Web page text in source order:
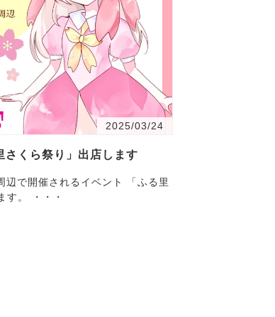
2025/03/24
くら祭り」出店します
で開催されるイベント 「ふる里
さくら祭り」出店します。 ・・・